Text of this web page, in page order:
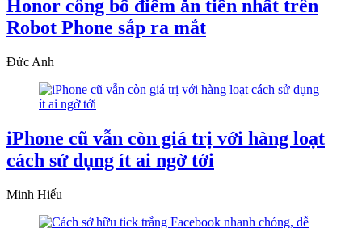
Honor công bố điểm ăn tiền nhất trên
Robot Phone sắp ra mắt
Đức Anh
iPhone cũ vẫn còn giá trị với hàng loạt
cách sử dụng ít ai ngờ tới
Minh Hiếu